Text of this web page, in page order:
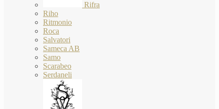
Rifra
Riho
Ritmonio
Roca
Salvatori
Sameca AB
Samo
Scarabeo
Serdaneli